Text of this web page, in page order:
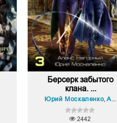
Берсерк забытого
клана. ...
Юрий Москаленко,Алекс Нагорный
2442